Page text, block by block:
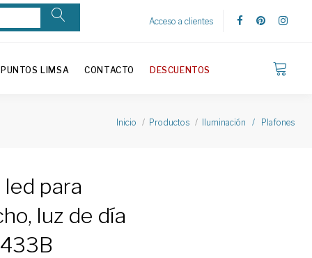
Acceso a clientes
PUNTOS LIMSA CONTACTO DESCUENTOS
Inicio Productos Iluminación / Plafones
para
luz de día